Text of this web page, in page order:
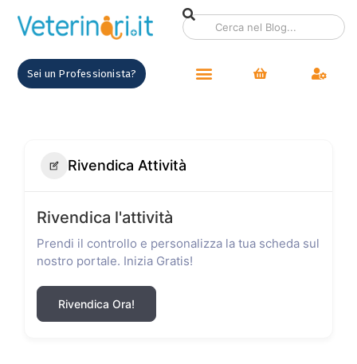
Sei un Professionista?
Rivendica Attività
Rivendica l'attività
Prendi il controllo e personalizza la tua scheda sul
nostro portale. Inizia Gratis!
Rivendica Ora!